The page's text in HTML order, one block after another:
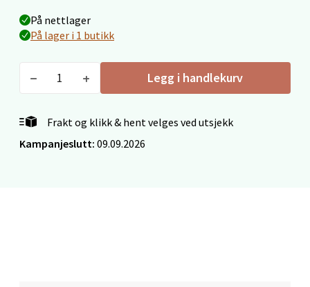
På nettlager
På lager i 1 butikk
Legg i handlekurv
Frakt og klikk & hent velges ved utsjekk
Kampanjeslutt: 09.09.2026
Ålesund - Thon Senter Moa
Langelandsvegen 25, 6010 Ålesund